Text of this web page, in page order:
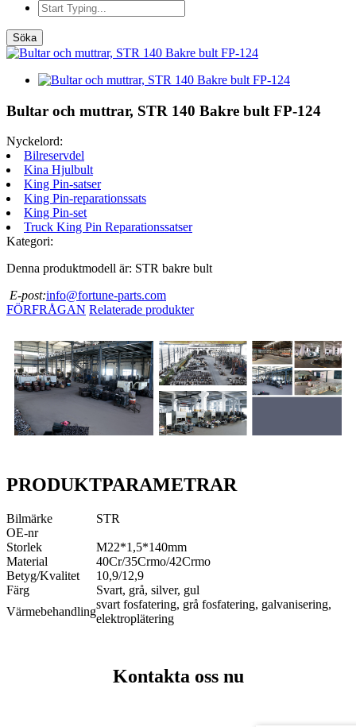
Söka
Bultar och muttrar, STR 140 Bakre bult FP-124
Nyckelord:
Bilreservdel
Kina Hjulbult
King Pin-satser
King Pin-reparationssats
King Pin-set
Truck King Pin Reparationssatser
Kategori:
Denna produktmodell är: STR bakre bult
E-post:info@fortune-parts.com
FÖRFRÅGAN Relaterade produkter
PRODUKTPARAMETRAR
Bilmärke
STR
OE-nr
Storlek
M22*1,5*140mm
Material
40Cr/35Crmo/42Crmo
Betyg/Kvalitet
10,9/12,9
Färg
Svart, grå, silver, gul
Värmebehandling
svart fosfatering, grå fosfatering, galvanisering,
elektroplätering
Kontakta oss nu